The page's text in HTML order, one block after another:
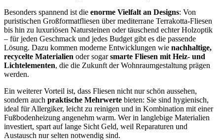
Besonders spannend ist die enorme Vielfalt an Designs: Von
puristischen Großformatfliesen über mediterrane Terrakotta-Fliesen
bis hin zu luxuriösen Natursteinen oder täuschend echter Holzoptik
– für jeden Geschmack und jedes Budget gibt es die passende
Lösung. Dazu kommen moderne Entwicklungen wie nachhaltige,
recycelte Materialien oder sogarsmarte Fliesen mit Heiz- und
Lichtelementen, die die Zukunft der Wohnraumgestaltung prägen
werden.
Ein weiterer Vorteil ist, dass Fliesen nicht nur schön aussehen,
sondern auch praktische Mehrwerte bieten: Sie sind hygienisch,
ideal für Allergiker, leicht zu reinigen und in Kombination mit einer
Fußbodenheizung angenehm warm. Wer in langlebige Materialien
investiert, spart auf lange Sicht Geld, weil Reparaturen und
Austausch nur selten notwendig sind.